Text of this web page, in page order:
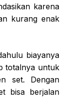
karena
kurang enak
biayanya
totalnya untuk
set. Dengan
bisa berjalan